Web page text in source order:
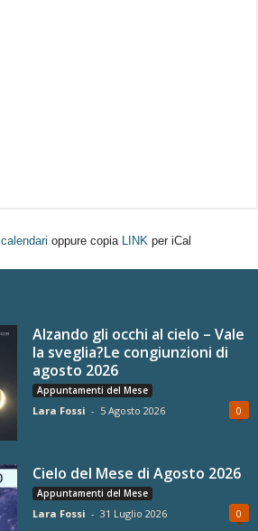
oppure copia LINK per iCal
Alzando gli occhi al cielo – Vale
la sveglia?Le congiunzioni di
agosto 2026
Appuntamenti del Mese
Lara Fossi - 5 Agosto 2026 0
Cielo del Mese di Agosto 2026
Appuntamenti del Mese
Lara Fossi - 31 Luglio 2026 0